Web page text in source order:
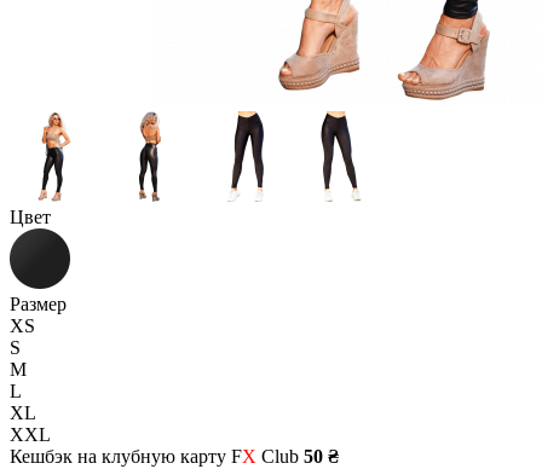
Цвет
Размер
XS
S
M
L
XL
XXL
Кешбэк на клубную карту FX Club 50 ₴